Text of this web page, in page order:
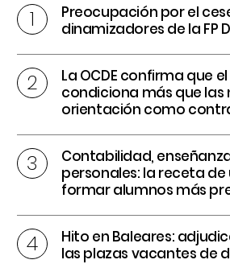
Preocupación por el
dinamizadores de la FP
La OCDE confirma que
condiciona más que las
orientación como
Contabilidad,
personales: la receta
formar alumnos más
Hito en Baleares:
las plazas vacantes de